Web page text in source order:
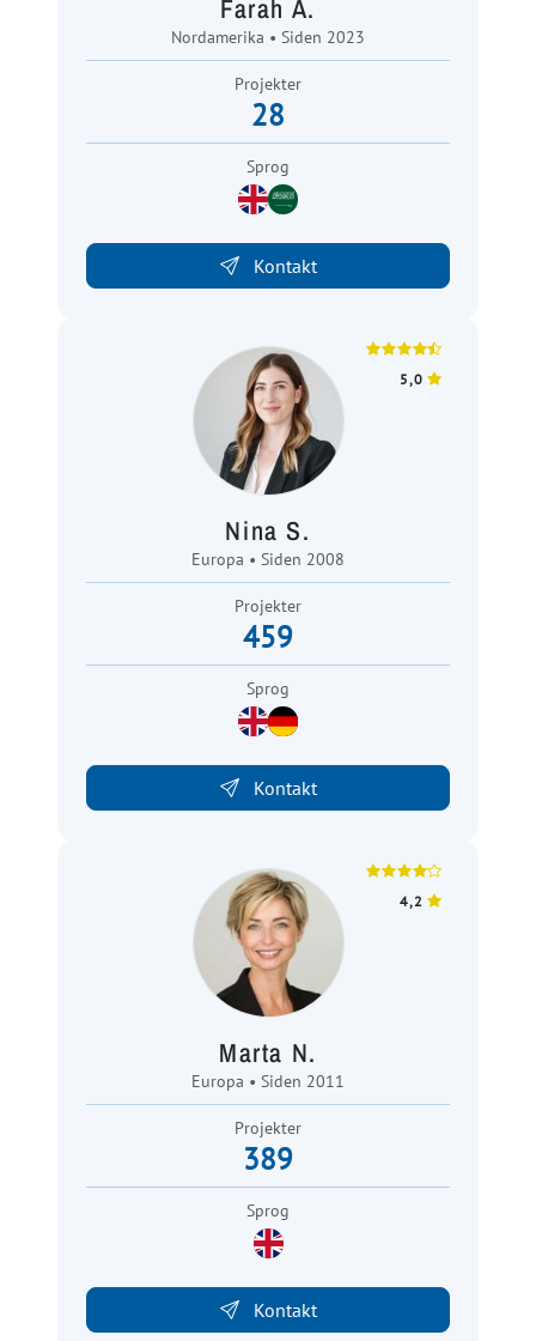
Farah A.
Nordamerika • Siden 2023
Projekter
28
Sprog
Kontakt
5,0
Nina S.
Europa • Siden 2008
Projekter
459
Sprog
Kontakt
4,2
Marta N.
Europa • Siden 2011
Projekter
389
Sprog
Kontakt